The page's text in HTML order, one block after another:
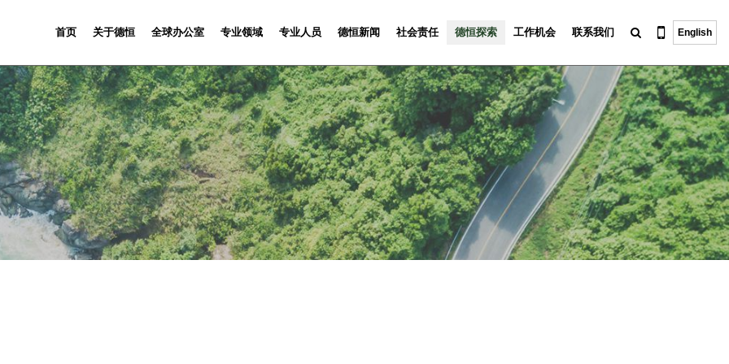
首页 关于德恒 全球办公室 专业领域 专业人员 德恒新闻 社会责任 德恒探索 工作机会 联系我们 English